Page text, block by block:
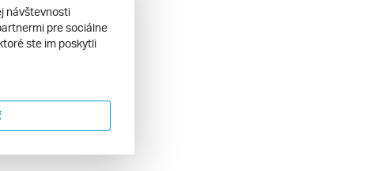
návštevnosti
pre sociálne
ste im poskytli